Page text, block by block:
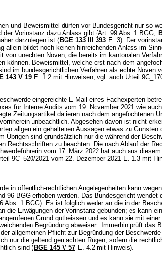
und Beweismittel dürfen vor Bundesgericht nur so
der Vorinstanz dazu Anlass gibt (Art. 99 Abs. 1 BGG;
darzulegen ist ( BGE 133 III 393 E. 3). Der
allein bildet noch keinen hinreichenden Anlass im
von unechten Noven, die bereits im kantonalen
können. Beweismittel, welche erst nach dem
im bundesgerichtlichen Verfahren als echte Noven
143 V 19 E. 1.2 mit Hinweisen; vgl. auch Urteil
eingereichte E-Mail eines Fachexperten
für Interne Audits vom 19. November 2021 wie
Zeitungsartikel datieren nach dem angefochtenen
unbeachtlich. Abgesehen davon ist nicht
allgemein gehaltenen Aussagen etwas zu Gunsten
Übrigen sind grundsätzlich nur die während der
Rechtsschriften zu beachten. Die nach Ablauf der
vom 17. März 2022 hat auch aus
9C_520/2021 vom 22. Dezember 2021 E. 1.3 mit
in öffentlich-rechtlichen Angelegenheiten kann
96 BGG erhoben werden. Das Bundesgericht wendet
Abs. 1 BGG). Es ist folglich weder an die in der
die Erwägungen der Vorinstanz gebunden; es kann
Grund gutheissen und es kann sie mit
Begründung abweisen. Immerhin prüft das
allgemeinen Pflicht zur Begründung der Beschwerde
nur die geltend gemachten Rügen, sofern die
sind (BGE 145 V 57 E. 4.2 mit Hinweis).